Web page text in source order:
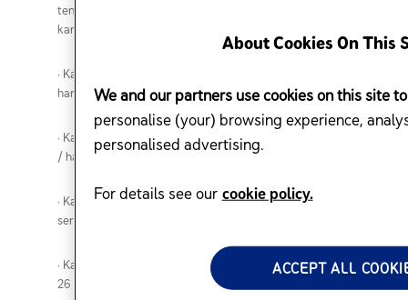
tentang keperluan makanan tinggi serat untuk kanak-
kanak berdasarkan kumpulan umur
· Kanak-kanak berusia 1 hingga 3 tahun: 19 gram serat /
hari.
· Kanak-kanak berusia 4 hingga 8 tahun: 25 gram serat
/ hari
· Kanak-kanak lelaki berusia 9 hingga 13 tahun: 31 gram
serat / hari
· Kanak-kanak perempuan berusia 9 hingga 13 tahun:
26 gram serat / hari
About Cookies On This
We and our partners use cookies on this site
personalise (your) browsing experience,
personalised advertising.
For details see our cookie policy.
ACCEPT ALL